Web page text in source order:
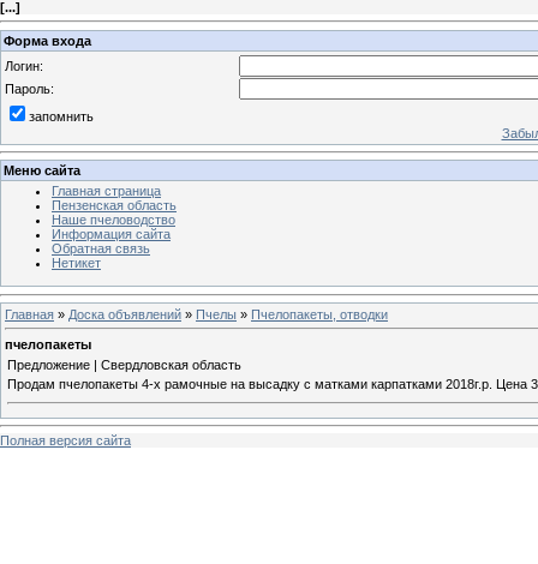
[...]
Форма входа
Логин:
Пароль:
запомнить
Меню сайта
Главная страница
Пензенская область
Наше пчеловодство
Информация сайта
Обратная связь
Нетикет
Главная » Доска объявлений » Пчелы » Пчелопакеты, отводки
пчелопакеты
Предложение | Свердловская область
Продам пчелопакеты 4-х рамочные на высадку с матками карпатками 2018г.р. Цена
Полная версия сайта